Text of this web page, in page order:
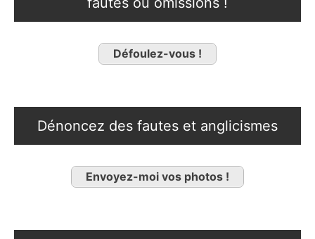
Défoulez-vous !
Dénoncez des fautes et anglicismes
Envoyez-moi vos photos !